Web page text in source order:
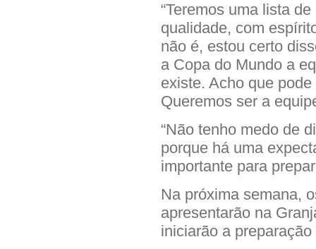
“Teremos uma lista
qualidade, com
não é, estou certo
a Copa do Mundo a
existe. Acho que
Queremos ser a
“Não tenho medo de
porque há uma
importante para
Na próxima semana,
apresentarão na
iniciarão a